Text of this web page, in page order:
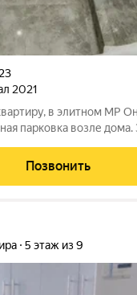
2021
в элитном МР
парковка возле дома.
27.2 м Лифт: 2шт
Позвонить
5 этаж из 9